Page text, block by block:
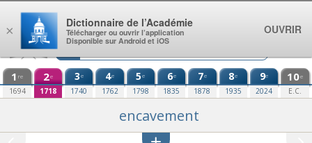
Aller au contenu
1 re
1694
2e
1718
3e
1740
4e
1762
5e
1798
6e
1835
7e
1878
8e
1935
9e
2024
10e
E.C.
encavement
×
Dictionnaire de l’Académie
Télécharger ou ouvrir l’application
Disponible sur Android et iOS
OUVRIR